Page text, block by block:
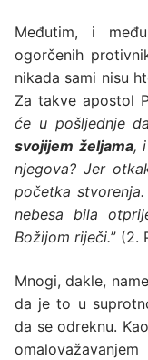
Međutim, i
ogorčenih
nikada sami nisu
Za takve apostol
će u pošljednje
svojijem željama,
njegova? Jer
početka
nebesa bila
Božijom riječi.” (2.
Mnogi, dakle,
da je to u
da se odreknu.